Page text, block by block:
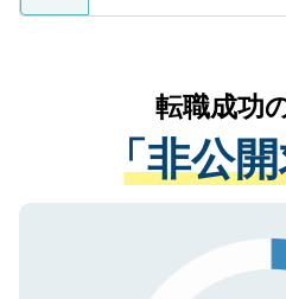
ているすべての個人
は、個人情報の取り
管理基準を満たした
る、プライバシーマ
で、機密保持に関し
かがいして、現在の
経験をまじえながら
させていただきます
ない方には、長期的
ので、まずはご登録
転職成功
「非公